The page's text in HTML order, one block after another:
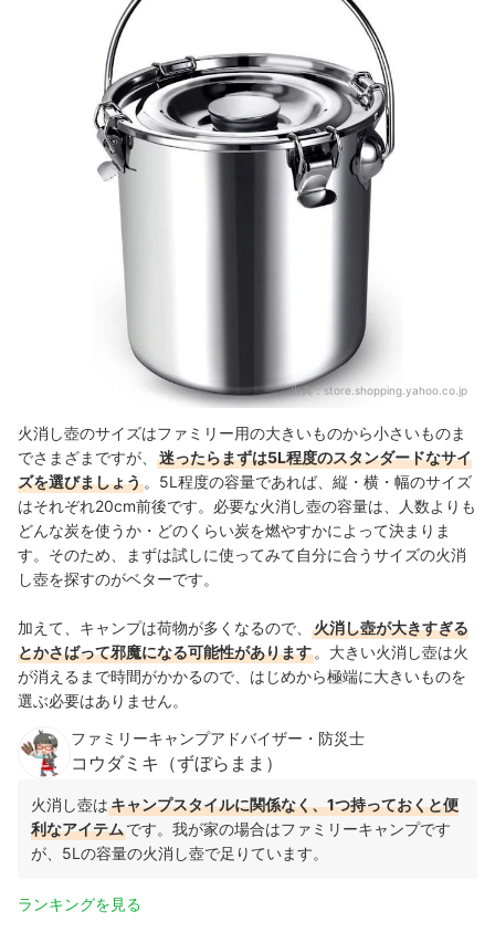
出典：store.shopping.yahoo.co.jp
火消し壺のサイズはファミリー用の大きいものから小さいものま
でさまざまですが、
迷ったらまずは5L程度のスタンダードなサイ
ズを選びましょう 。5L程度の容量であれば、縦・横・幅のサイズ
はそれぞれ20cm前後です。 必要な火消し壺の容量は、人数よりも
どんな炭を使うか・どのくらい炭を燃やすかによって決まりま
す。そのため、まずは試しに使ってみて自分に合うサイズの火消
し壺を探すのがベターです。
加えて、キャンプは荷物が多くなるので、
火消し壺が大きすぎる
とかさばって邪魔になる可能性があります 。大きい火消し壺は火
が消えるまで時間がかかるので、はじめから極端に大きいものを
選ぶ必要はありません。
ファミリーキャンプアドバイザー・防災士
コウダミキ（ずぼらまま）
火消し壺はキャンプスタイルに関係なく、1つ持っておくと便
利なアイテムです。我が家の場合はファミリーキャンプです
が、5Lの容量の火消し壺で足りています。
ランキングを見る